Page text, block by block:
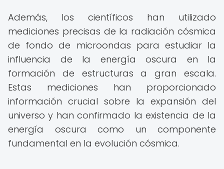
Además, los científicos han utilizado
mediciones precisas de la radiación cósmica
de fondo de microondas para estudiar la
influencia de la energía oscura en la
formación de estructuras a gran escala.
Estas mediciones han proporcionado
información crucial sobre la expansión del
universo y han confirmado la existencia de la
energía oscura como un componente
fundamental en la evolución cósmica.